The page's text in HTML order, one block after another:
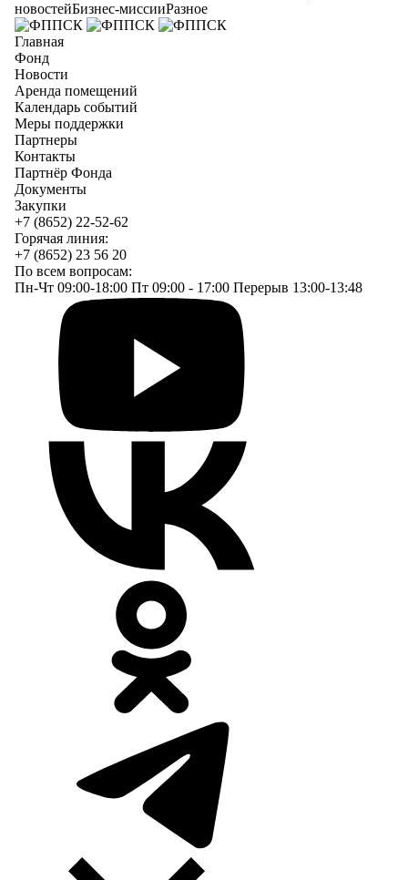
новостейБизнес-миссииРазное
Главная
Фонд
Новости
Аренда помещений
Календарь событий
Меры поддержки
Партнеры
Контакты
Партнёр Фонда
Документы
Закупки
+7 (8652) 22-52-62
Горячая линия:
+7 (8652) 23 56 20
По всем вопросам:
Пн-Чт 09:00-18:00 Пт 09:00 - 17:00 Перерыв 13:00-13:48